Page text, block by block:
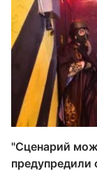
"Сценарий
предупредили